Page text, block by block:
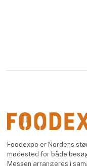
Foodexpo er Nordens
mødested for både
Messen arrangeres i